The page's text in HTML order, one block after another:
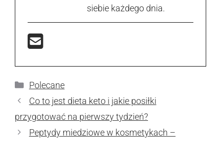
siebie każdego dnia.
Kategorie
Polecane
Co to jest dieta keto i jakie posiłki
przygotować na pierwszy tydzień?
Peptydy miedziowe w kosmetykach –